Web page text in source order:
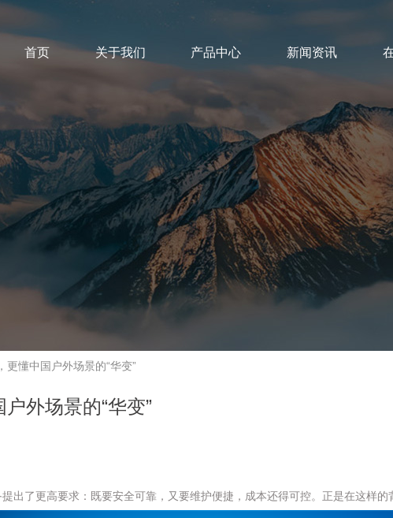
首页 关于我们 产品中心 新闻资讯
懂中国户外场景的“华变”
外场景的“华变”
出了更高要求：既要安全可靠，又要维护便捷，成本还得可控。正是在这样的